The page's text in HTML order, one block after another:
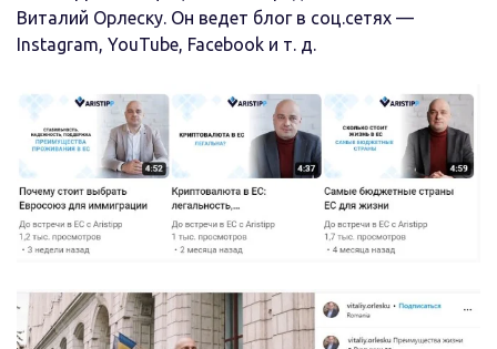
Виталий Орлеску. Он ведет блог в соц.сетях —
Instagram, YouTube, Facebook и т. д.